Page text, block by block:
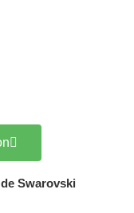
Swarovski